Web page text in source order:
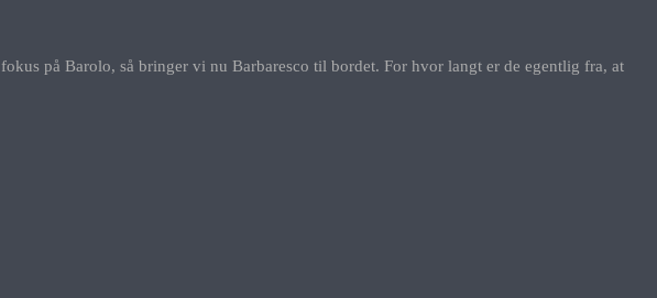
på Barolo, så bringer vi nu Barbaresco til bordet. For hvor langt er de egentlig fra, at